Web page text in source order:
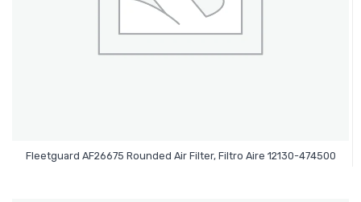
Fleetguard AF26675 Rounded Air Filter, Filtro Aire 12130-474500